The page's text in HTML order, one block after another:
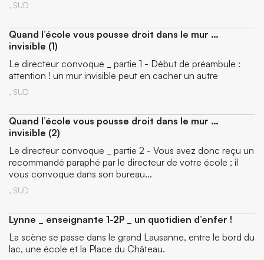
, SUD
Quand l’école vous pousse droit dans le mur …
invisible (1)
Le directeur convoque _ partie 1 - Début de préambule :
attention ! un mur invisible peut en cacher un autre
, SUD
Quand l’école vous pousse droit dans le mur …
invisible (2)
Le directeur convoque _ partie 2 - Vous avez donc reçu un
recommandé paraphé par le directeur de votre école ; il
vous convoque dans son bureau...
, SUD
Lynne _ enseignante 1-2P _ un quotidien d’enfer !
La scène se passe dans le grand Lausanne, entre le bord du
lac, une école et la Place du Château.